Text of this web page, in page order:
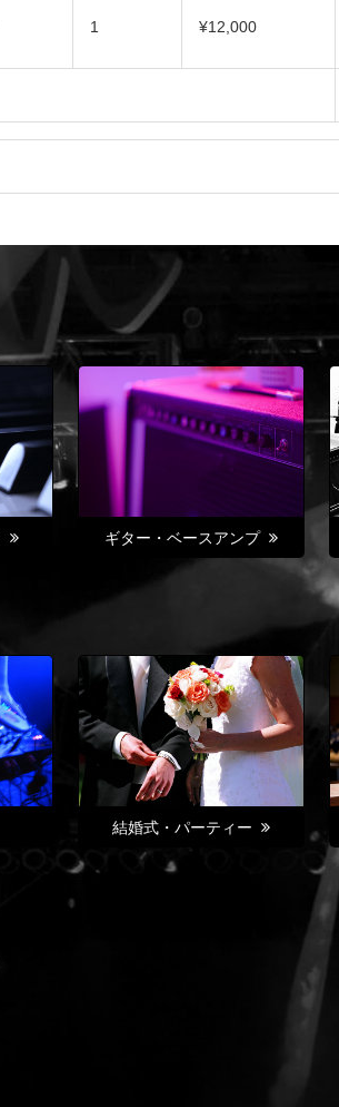
1 ¥12,000
ギター・ベースアンプ
結婚式・パーティー